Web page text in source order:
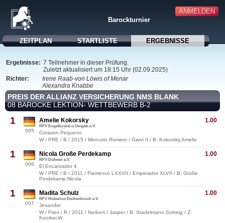
ANMELDEN
Barockturnier
ZEITPLAN STARTLISTE ERGEBNISSE
Ergebnisse: 7 Teilnehmer in dieser Prüfung.
Zuletzt aktualisiert um 18:15 Uhr (02.09.2025)
Richter:
Irene Raab-von Löwis of Menar
Alexandra Knabbe
PREIS DER ALLIANZ VERSICHERUNG NMS BLANK
08 BAROCKE LEKTION- WETTBEWERB B-2
1
005
1.00
Amelie Kokorsky
RFV Engelbostel u.Umgeb.e.V.
Corason Pequeno
W / PRE / B / 2015 / Mercurio Romero / Garvi II / B: Kokorsky,Amelie
1
006
1.00
Nicola Große Perdekamp
RFV Dülmen e.V.
El Encantador 4
W / PRE / B / 2011 / Flamenco LXXVII / Emperador XLVII / B: Große
Perdekamp,Nicola
1
007
1.00
Madita Schulz
RFV Hubertus Eschenbruch e.V.
Jesander
W / Fries / R / 2011 / Norbert / Jasper / B: Stadelmann,Solveig / Z:
Kooiker,W.